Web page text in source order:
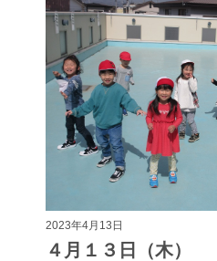
2023年4月13日
４月１３日（木）